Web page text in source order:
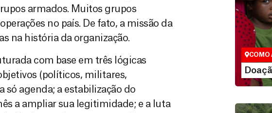
armados. Muitos grupos
no país. De fato, a missão da
na história da organização.
com base em três lógicas
(políticos, militares,
agenda; a estabilização do
a ampliar sua legitimidade; e a luta
Doação
São as
que nos
vidas em
COMO